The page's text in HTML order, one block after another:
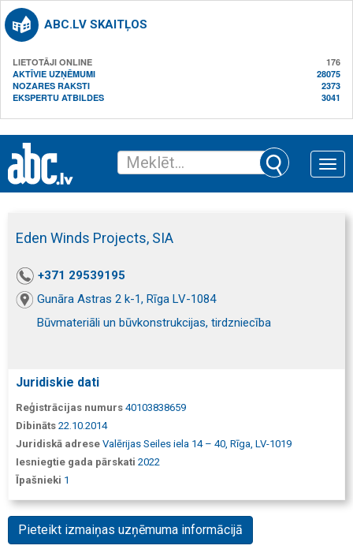
ABC.LV SKAITĻOS
LIETOTĀJI ONLINE
176
AKTĪVIE UZŅĒMUMI
28075
NOZARES RAKSTI
2373
EKSPERTU ATBILDES
3041
Toggle
Eden Winds Projects, SIA
+371 29539195
Gunāra Astras 2 k-1, Rīga LV-1084
Būvmateriāli un būvkonstrukcijas, tirdzniecība
Juridiskie dati
Reģistrācijas numurs 40103838659
Dibināts 22.10.2014
Juridiskā adrese Valērijas Seiles iela 14 – 40, Rīga, LV-1019
Iesniegtie gada pārskati 2022
Īpašnieki 1
Pieteikt izmaiņas uzņēmuma informācijā